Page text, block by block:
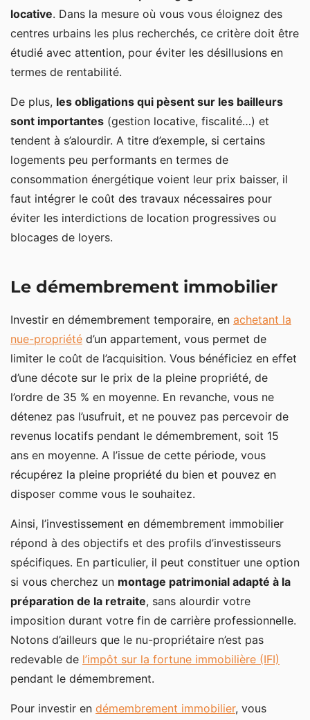
locative. Dans la mesure où vous vous éloignez des
centres urbains les plus recherchés, ce critère doit être
étudié avec attention, pour éviter les désillusions en
termes de rentabilité.
De plus, les obligations qui pèsent sur les bailleurs
sont importantes (gestion locative, fiscalité…) et
tendent à s’alourdir. A titre d’exemple, si certains
logements peu performants en termes de
consommation énergétique voient leur prix baisser, il
faut intégrer le coût des travaux nécessaires pour
éviter les interdictions de location progressives ou
blocages de loyers.
Le démembrement immobilier
Investir en démembrement temporaire, en achetant la
nue-propriété d’un appartement, vous permet de
limiter le coût de l’acquisition. Vous bénéficiez en effet
d’une décote sur le prix de la pleine propriété, de
l’ordre de 35 % en moyenne. En revanche, vous ne
détenez pas l’usufruit, et ne pouvez pas percevoir de
revenus locatifs pendant le démembrement, soit 15
ans en moyenne. A l’issue de cette période, vous
récupérez la pleine propriété du bien et pouvez en
disposer comme vous le souhaitez.
Ainsi, l’investissement en démembrement immobilier
répond à des objectifs et des profils d’investisseurs
spécifiques. En particulier, il peut constituer une option
si vous cherchez un montage patrimonial adapté à la
préparation de la retraite, sans alourdir votre
imposition durant votre fin de carrière professionnelle.
Notons d’ailleurs que le nu-propriétaire n’est pas
redevable de l’impôt sur la fortune immobilière (IFI)
pendant le démembrement.
Pour investir en démembrement immobilier, vous